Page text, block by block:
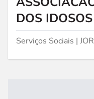
DOS
Serviços Sociais |